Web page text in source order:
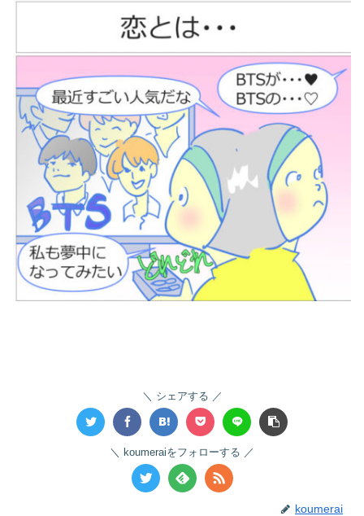
シェアする
koumeraiをフォローする
koumerai